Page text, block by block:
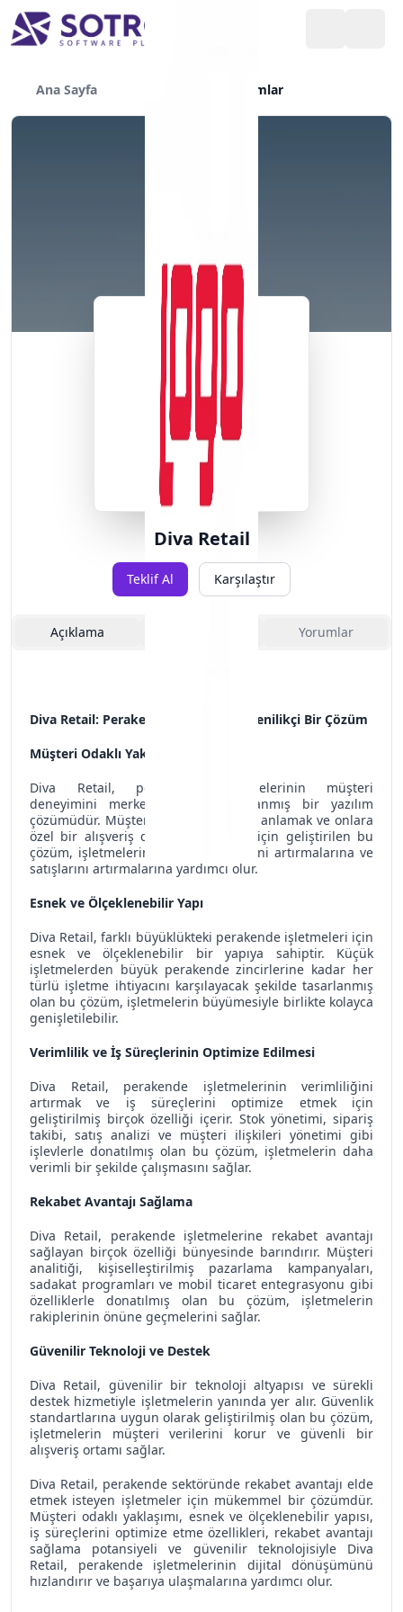
Ana Sayfa Yazılımlar
Diva Retail
Teklif Al Karşılaştır
Açıklama Yorumlar
Diva Retail: Perakende Sektöründe Yenilikçi Bir Çözüm
Müşteri Odaklı Yaklaşım
Diva Retail, perakende işletmelerinin müşteri
deneyimini merkeze alarak tasarlanmış bir yazılım
çözümüdür. Müşterilerin ihtiyaçlarını anlamak ve onlara
özel bir alışveriş deneyimi sunmak için geliştirilen bu
çözüm, işletmelerin müşteri sadakatini artırmalarına ve
satışlarını artırmalarına yardımcı olur.
Esnek ve Ölçeklenebilir Yapı
Diva Retail, farklı büyüklükteki perakende işletmeleri için
esnek ve ölçeklenebilir bir yapıya sahiptir. Küçük
işletmelerden büyük perakende zincirlerine kadar her
türlü işletme ihtiyacını karşılayacak şekilde tasarlanmış
olan bu çözüm, işletmelerin büyümesiyle birlikte kolayca
genişletilebilir.
Verimlilik ve İş Süreçlerinin Optimize Edilmesi
Diva Retail, perakende işletmelerinin verimliliğini
artırmak ve iş süreçlerini optimize etmek için
geliştirilmiş birçok özelliği içerir. Stok yönetimi, sipariş
takibi, satış analizi ve müşteri ilişkileri yönetimi gibi
işlevlerle donatılmış olan bu çözüm, işletmelerin daha
verimli bir şekilde çalışmasını sağlar.
Rekabet Avantajı Sağlama
Diva Retail, perakende işletmelerine rekabet avantajı
sağlayan birçok özelliği bünyesinde barındırır. Müşteri
analitiği, kişiselleştirilmiş pazarlama kampanyaları,
sadakat programları ve mobil ticaret entegrasyonu gibi
özelliklerle donatılmış olan bu çözüm, işletmelerin
rakiplerinin önüne geçmelerini sağlar.
Güvenilir Teknoloji ve Destek
Diva Retail, güvenilir bir teknoloji altyapısı ve sürekli
destek hizmetiyle işletmelerin yanında yer alır. Güvenlik
standartlarına uygun olarak geliştirilmiş olan bu çözüm,
işletmelerin müşteri verilerini korur ve güvenli bir
alışveriş ortamı sağlar.
Diva Retail, perakende sektöründe rekabet avantajı elde
etmek isteyen işletmeler için mükemmel bir çözümdür.
Müşteri odaklı yaklaşımı, esnek ve ölçeklenebilir yapısı,
iş süreçlerini optimize etme özellikleri, rekabet avantajı
sağlama potansiyeli ve güvenilir teknolojisiyle Diva
Retail, perakende işletmelerinin dijital dönüşümünü
hızlandırır ve başarıya ulaşmalarına yardımcı olur.